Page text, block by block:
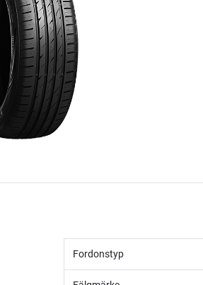
Fordonstyp